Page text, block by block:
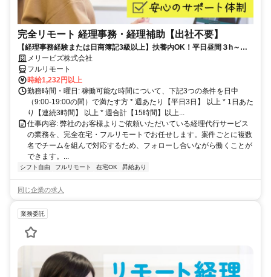
完全リモート 経理事務・経理補助【出社不要】
【経理事務経験または日商簿記3級以上】扶養内OK！平日昼間３h～。
完全在宅で育児・介護中の方も大歓迎♪
メリービズ株式会社
フルリモート
時給1,232円以上
勤務時間・曜日: 稼働可能な時間について、下記3つの条件を日中
（9:00-19:00の間）で満たす方 * 週あたり【平日3日】 以上 * 1日あた
り【連続3時間】 以上 * 週合計【15時間】以上...
仕事内容: 弊社のお客様よりご依頼いただいている経理代行サービス
の業務を、完全在宅・フルリモートでお任せします。案件ごとに複数
名でチームを組んで対応するため、フォローし合いながら働くことが
できます。...
シフト自由 フルリモート 在宅OK 昇給あり
同じ企業の求人
業務委託